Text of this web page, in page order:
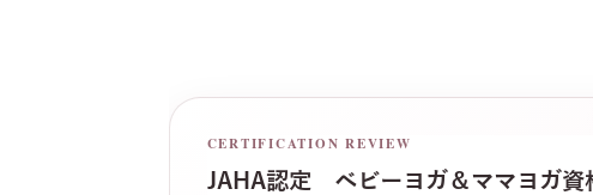
CERTIFICATION REVIEW
JAHA認定 ベビーヨガ＆ママヨガ資